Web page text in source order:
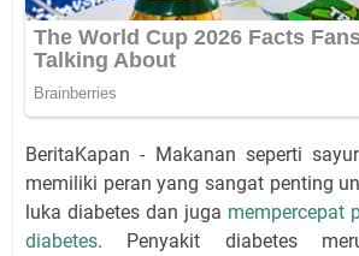
BeritaKapan - Makanan seperti
memiliki peran yang sangat penting
luka diabetes dan juga mempercepat
diabetes. Penyakit diabetes